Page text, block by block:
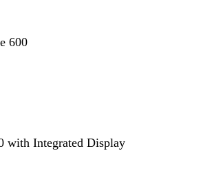
600
with Integrated Display